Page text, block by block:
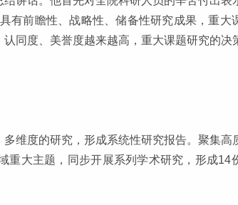
有前瞻性、战略性、储备性研究成果，重大
同度、美誉度越来越高，重大课题研究的决
维度的研究，形成系统性研究报告。聚集高
重大主题，同步开展系列学术研究，形成14